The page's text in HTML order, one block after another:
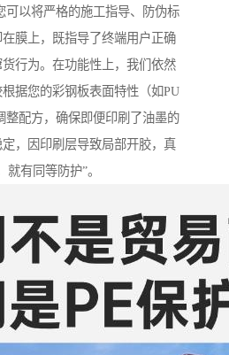
可以将严格的施工指导、防伪标
膜上，既指导了终端用户正确
行为。在功能性上，我们依然
据您的彩钢板表面特性（如PU
整配方，确保即便印刷了油墨的
，因印刷层导致局部开胶，真
就有同等防护”。